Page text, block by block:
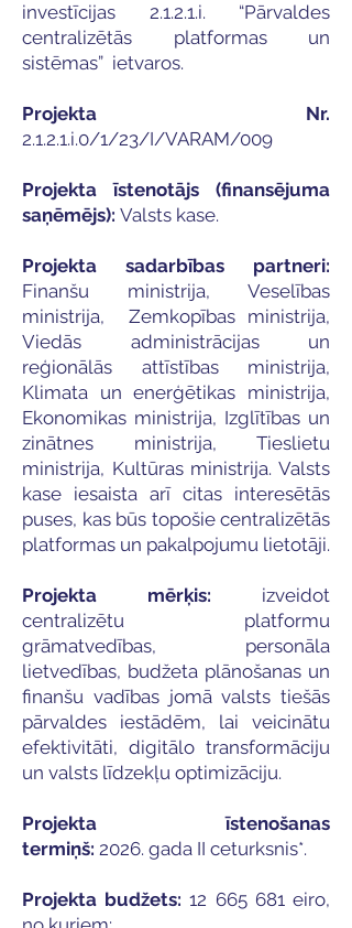
investīcijas 2.1.2.1.i. “Pārvaldes
centralizētās platformas un
sistēmas” ietvaros.
Projekta Nr.
2.1.2.1.i.0/1/23/I/VARAM/009
Projekta īstenotājs (finansējuma
saņēmējs): Valsts kase.
Projekta sadarbības partneri:
Finanšu ministrija, Veselības
ministrija, Zemkopības ministrija,
Viedās administrācijas un
reģionālās attīstības ministrija,
Klimata un enerģētikas ministrija,
Ekonomikas ministrija, Izglītības un
zinātnes ministrija, Tieslietu
ministrija, Kultūras ministrija. Valsts
kase iesaista arī citas interesētās
puses, kas būs topošie centralizētās
platformas un pakalpojumu lietotāji.
Projekta mērķis: izveidot
centralizētu platformu
grāmatvedības, personāla
lietvedības, budžeta plānošanas un
finanšu vadības jomā valsts tiešās
pārvaldes iestādēm, lai veicinātu
efektivitāti, digitālo transformāciju
un valsts līdzekļu optimizāciju.
Projekta īstenošanas
termiņš: 2026. gada II ceturksnis*.
Projekta budžets: 12 665 681eiro,